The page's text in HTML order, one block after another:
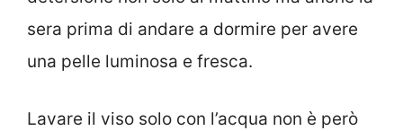
sera prima di andare a dormire per avere
una pelle luminosa e fresca.
Lavare il viso solo con l’acqua non è però